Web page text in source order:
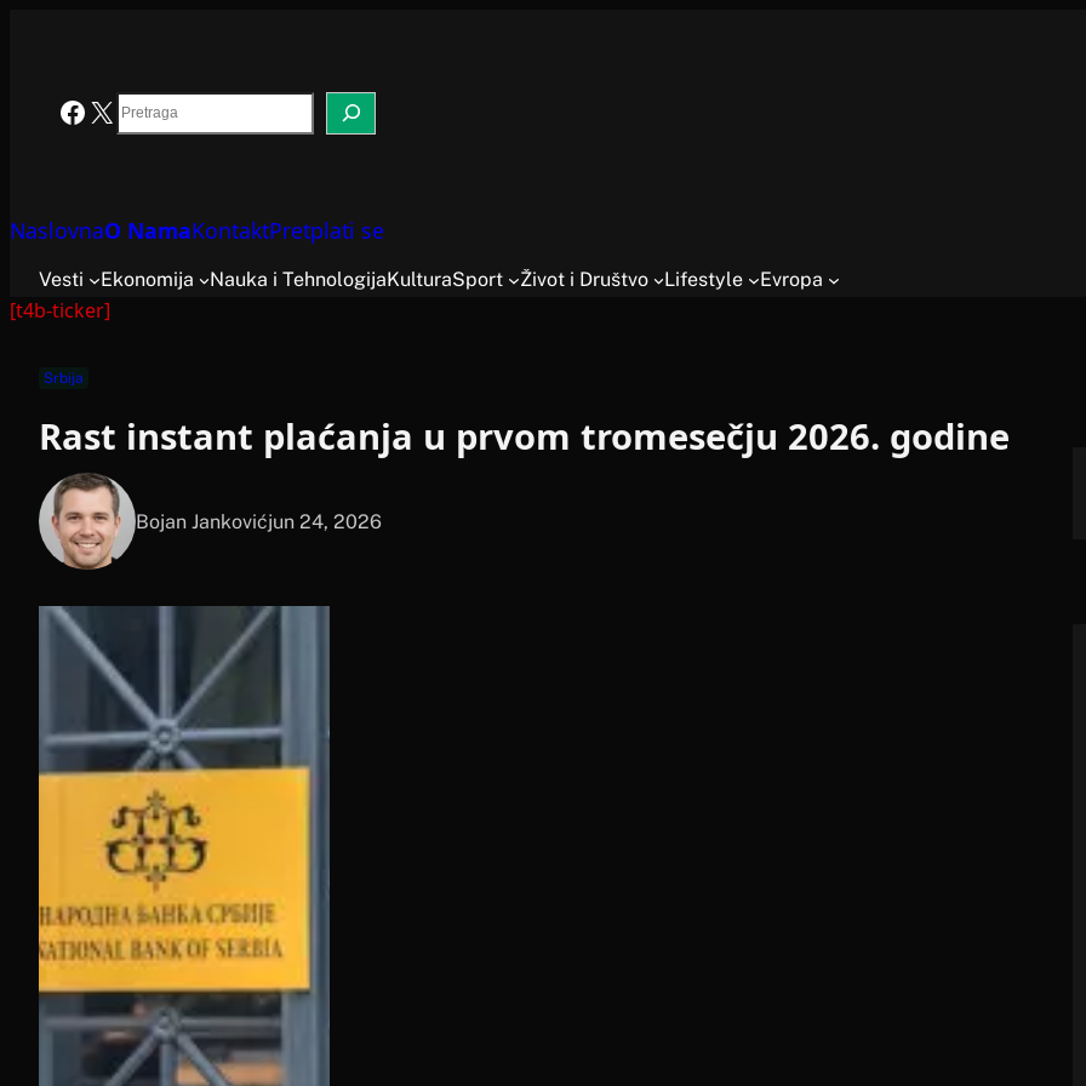
Facebook
X Search
NaslovnaO NamaKontaktPretplati se
Vesti Ekonomija Nauka i TehnologijaKulturaSport Život i Društvo Lifestyle Evropa
[t4b-ticker]
Srbija
Rast instant plaćanja u prvom tromesečju 2026. godine
Bojan Jankovićjun 24, 2026